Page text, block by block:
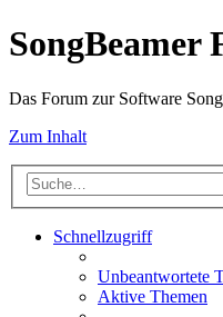
SongBeamer
Das Forum zur Software
Zum Inhalt
Schnellzugriff
Unbeantwortete
Aktive Themen